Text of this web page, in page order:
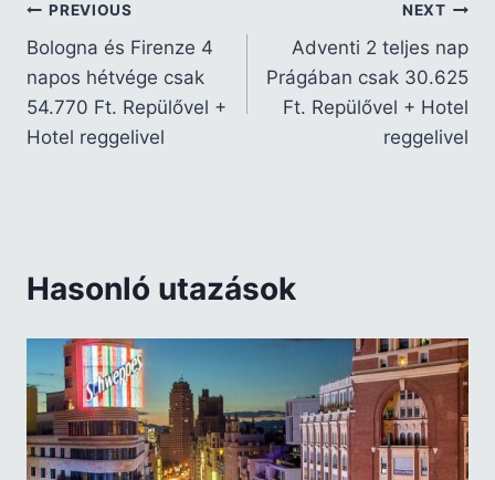
PREVIOUS
Bologna és Firenze 4
napos hétvége csak
54.770 Ft. Repülővel +
Hotel reggelivel
NEXT
Adventi 2 teljes nap
Prágában csak 30.625
Ft. Repülővel + Hotel
reggelivel
Hasonló utazások